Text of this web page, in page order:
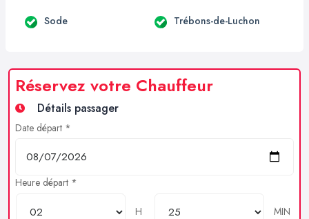
Sode Trébons-de-Luchon
Réservez votre Chauffeur
Détails passager
Date départ *
Heure départ *
H
MIN